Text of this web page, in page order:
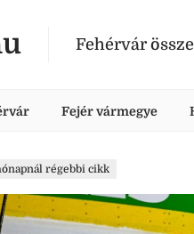
Fehérvár
Fejér vármegye
régebbi cikk